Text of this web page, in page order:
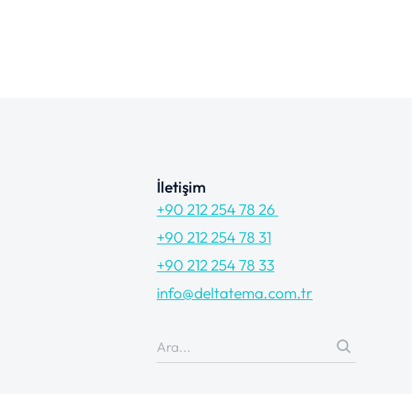
İletişim
+90 212 254 78 26
+90 212 254 78 31
+90 212 254 78 33
info@deltatema.com.tr